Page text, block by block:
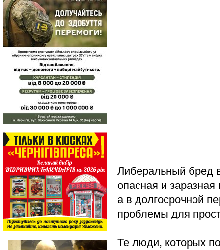
Либеральный бред
опасная и заразная
а в долгосрочной
проблемы для
Те люди, которых